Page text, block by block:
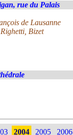
rue du Palais
de Lausanne
Bizet
2004 2005 2006